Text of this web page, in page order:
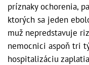
príznaky ochorenia,
ktorých sa jeden
muž nepredstavuje
nemocnici aspoň tri
hospitalizáciu